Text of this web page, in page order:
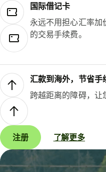
国际借记卡
永远不用担心汇率加
的交易手续费。
汇款到海外，节省手
跨越距离的障碍，让
注册 了解更多